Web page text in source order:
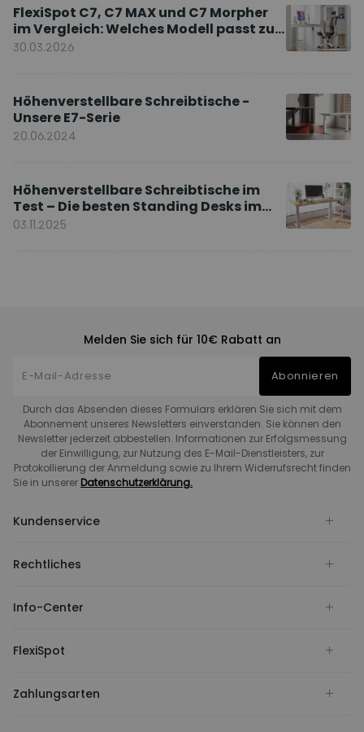
FlexiSpot C7, C7 MAX und C7 Morpher
im Vergleich: Welches Modell passt zu
Ihnen?
30.03.2026
Höhenverstellbare Schreibtische -
Unsere E7-Serie
20.06.2024
Höhenverstellbare Schreibtische im
Test – Die besten Standing Desks im
Vergleich
03.11.2025
Melden Sie sich für 10€ Rabatt an
Abonnieren
Durch das Absenden dieses Formulars erklären Sie sich mit dem
Abonnement unseres Newsletters einverstanden. Sie können den
Newsletter jederzeit abbestellen. Informationen zur Erfolgsmessung
der Einwilligung, zur Nutzung des E-Mail-Dienstleisters, zur
Protokollierung der Anmeldung sowie zu Ihrem Widerrufsrecht finden
Sie in unserer Datenschutzerklärung.
Kundenservice
Rechtliches
Info-Center
FlexiSpot
Zahlungsarten